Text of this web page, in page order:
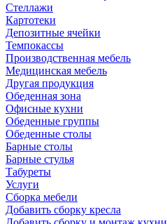
Стеллажи
Картотеки
Депозитные ячейки
Темпокассы
Производственная мебель
Медицинская мебель
Другая продукция
Обеденная зона
Офисные кухни
Обеденные группы
Обеденные столы
Барные столы
Барные стулья
Табуреты
Услуги
Сборка мебели
Добавить сборку кресла